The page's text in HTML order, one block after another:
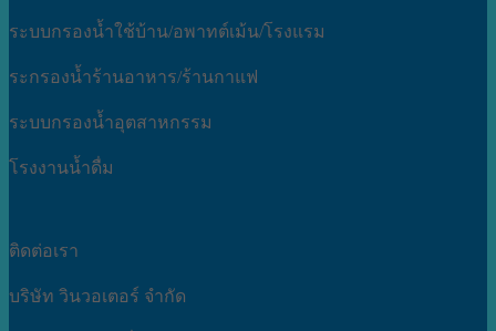
ระบบกรองน้ำใช้บ้าน/อพาทต์เม้น/โรงแรม
ระกรองน้ำร้านอาหาร/ร้านกาแฟ
ระบบกรองน้ำอุตสาหกรรม
โรงงานน้ำดื่ม
ติดต่อเรา
บริษัท วินวอเตอร์ จำกัด